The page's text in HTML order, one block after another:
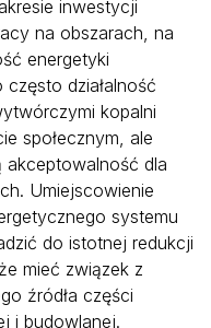
inwestycji
na obszarach, na
energetyki
działalność
kopalni
społecznym, ale
akceptowalność dla
Umiejscowienie
systemu
do istotnej redukcji
mieć związek z
źródła części
i budowlanej.